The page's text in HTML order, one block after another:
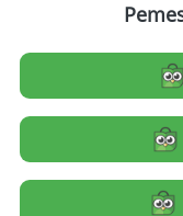
`
`
`